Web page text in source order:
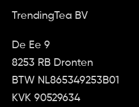
TrendingTea BV
De Ee 9
8253 RB Dronten
BTW NL865349253B01
KVK 90529634